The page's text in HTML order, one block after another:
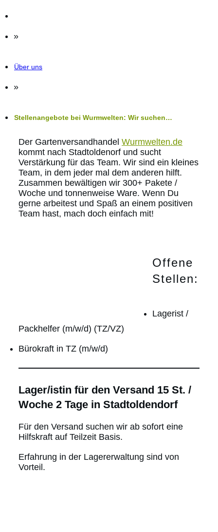
»
Über uns
»
Stellenangebote bei Wurmwelten: Wir suchen…
Der Gartenversandhandel Wurmwelten.de
kommt nach Stadtoldenorf und sucht
Verstärkung für das Team. Wir sind ein kleines
Team, in dem jeder mal dem anderen hilft.
Zusammen bewältigen wir 300+ Pakete /
Woche und tonnenweise Ware. Wenn Du
gerne arbeitest und Spaß an einem positiven
Team hast, mach doch einfach mit!
Offene
Stellen:
Lagerist /
Packhelfer (m/w/d) (TZ/VZ)
Bürokraft in TZ (m/w/d)
Lager/istin für den Versand 15 St. /
Woche 2 Tage in Stadtoldendorf
Für den Versand suchen wir ab sofort eine
Hilfskraft auf Teilzeit Basis.
Erfahrung in der Lagererwaltung sind von
Vorteil.